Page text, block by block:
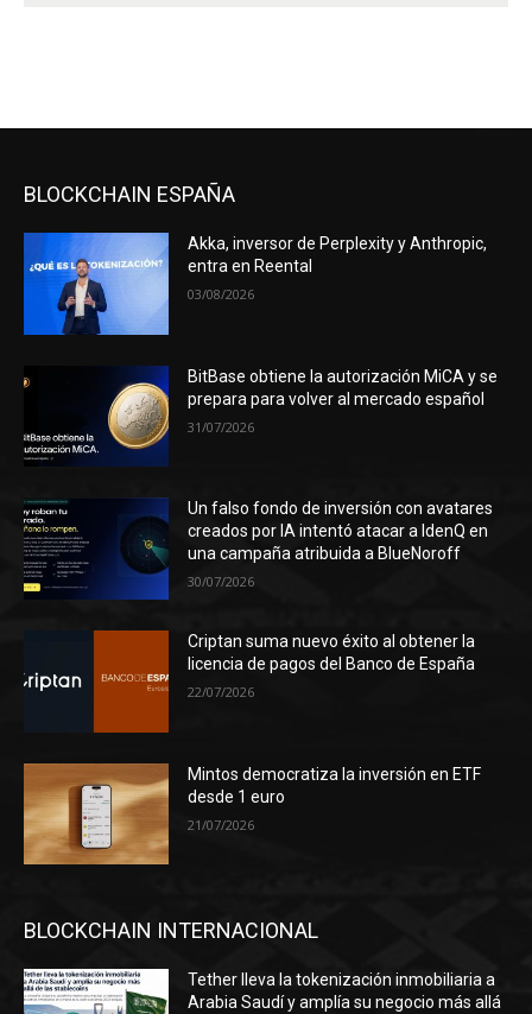
BLOCKCHAIN ESPAÑA
Akka, inversor de Perplexity y Anthropic,
entra en Reental
03/08/2026
BitBase obtiene la autorización MiCA y se
prepara para volver al mercado español
31/07/2026
Un falso fondo de inversión con avatares
creados por IA intentó atacar a IdenQ en
una campaña atribuida a BlueNoroff
30/07/2026
Criptan suma nuevo éxito al obtener la
licencia de pagos del Banco de España
22/07/2026
Mintos democratiza la inversión en ETF
desde 1 euro
21/07/2026
BLOCKCHAIN INTERNACIONAL
Tether lleva la tokenización inmobiliaria a
Arabia Saudí y amplía su negocio más allá